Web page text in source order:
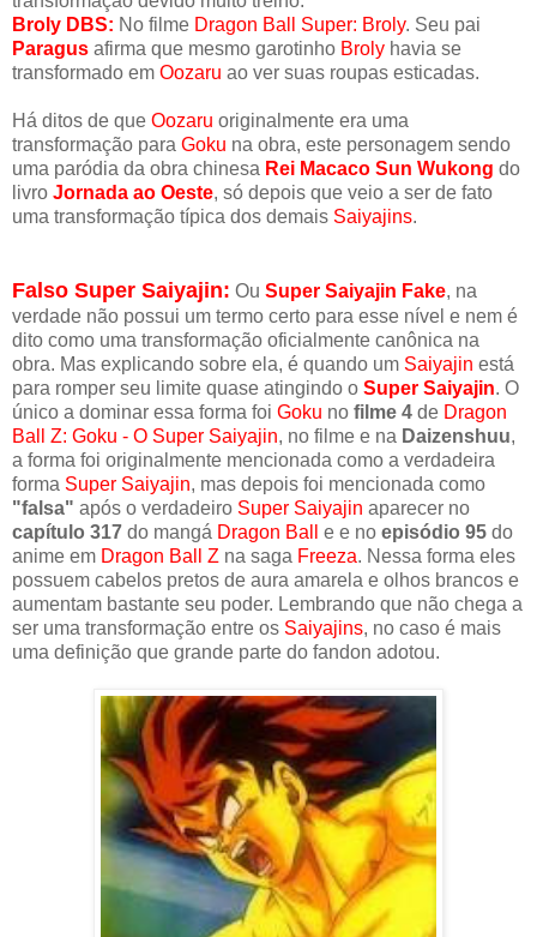
Broly DBS: No filme Dragon Ball Super: Broly. Seu pai
Paragus afirma que mesmo garotinho Broly havia se
transformado em Oozaru ao ver suas roupas esticadas.
Há ditos de que Oozaru originalmente era uma
transformação para Goku na obra, este personagem sendo
uma paródia da obra chinesa Rei Macaco Sun Wukong do
livro Jornada ao Oeste, só depois que veio a ser de fato
uma transformação típica dos demais Saiyajins.
Falso Super Saiyajin: Ou Super Saiyajin Fake, na
verdade não possui um termo certo para esse nível e nem é
dito como uma transformação oficialmente canônica na
obra. Mas explicando sobre ela, é quando um Saiyajin está
para romper seu limite quase atingindo o Super Saiyajin. O
único a dominar essa forma foi Goku no filme 4 de Dragon
Ball Z: Goku - O Super Saiyajin, no filme e na Daizenshuu,
a forma foi originalmente mencionada como a verdadeira
forma Super Saiyajin, mas depois foi mencionada como
"falsa" após o verdadeiro Super Saiyajin aparecer no
capítulo 317 do mangá Dragon Ball e e no episódio 95 do
anime em Dragon Ball Z na saga Freeza. Nessa forma eles
possuem cabelos pretos de aura amarela e olhos brancos e
aumentam bastante seu poder. Lembrando que não chega a
ser uma transformação entre os Saiyajins, no caso é mais
uma definição que grande parte do fandon adotou.